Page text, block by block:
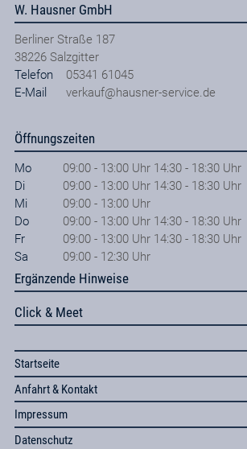
W. Hausner GmbH
Berliner Straße 187
38226 Salzgitter
Telefon
05341 61045
E-Mail
verkauf@hausner-service.de
Öffnungszeiten
Mo
09:00 - 13:00 Uhr 14:30 - 18:30 Uhr
Di
09:00 - 13:00 Uhr 14:30 - 18:30 Uhr
Mi
09:00 - 13:00 Uhr
Do
09:00 - 13:00 Uhr 14:30 - 18:30 Uhr
Fr
09:00 - 13:00 Uhr 14:30 - 18:30 Uhr
Sa
09:00 - 12:30 Uhr
Ergänzende Hinweise
Click & Meet
Startseite
Anfahrt & Kontakt
Impressum
Datenschutz